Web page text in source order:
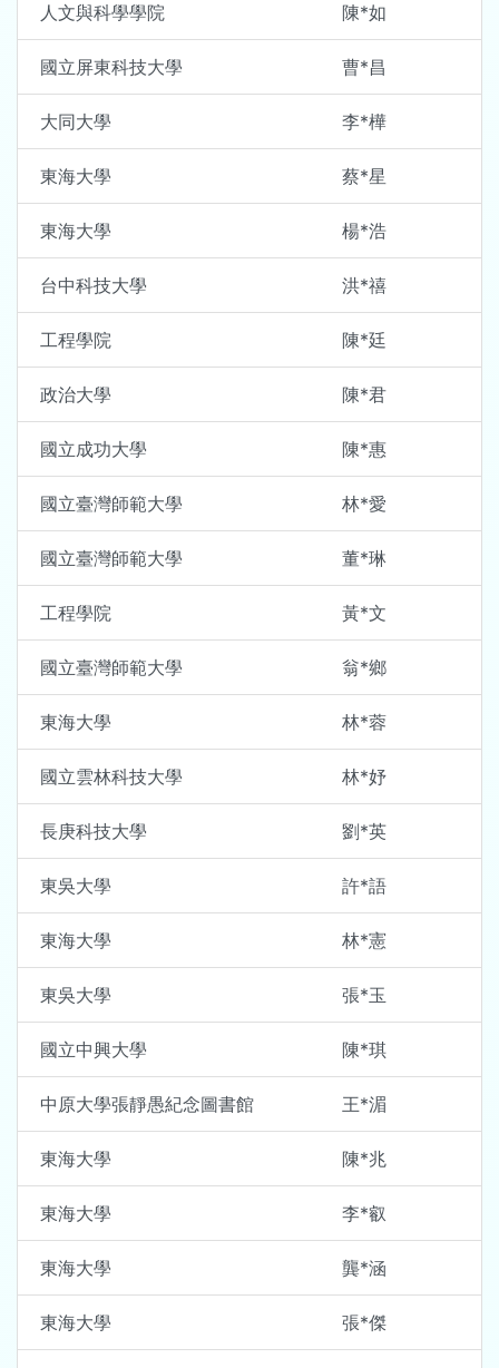
人文與科學學院 陳*如
國立屏東科技大學 曹*昌
大同大學 李*樺
東海大學 蔡*星
東海大學 楊*浩
台中科技大學 洪*禧
工程學院 陳*廷
政治大學 陳*君
國立成功大學 陳*惠
國立臺灣師範大學 林*愛
國立臺灣師範大學 董*琳
工程學院 黃*文
國立臺灣師範大學 翁*鄉
東海大學 林*蓉
國立雲林科技大學 林*妤
長庚科技大學 劉*英
東吳大學 許*語
東海大學 林*憲
東吳大學 張*玉
國立中興大學 陳*琪
中原大學張靜愚紀念圖書館 王*湄
東海大學 陳*兆
東海大學 李*叡
東海大學 龔*涵
東海大學 張*傑